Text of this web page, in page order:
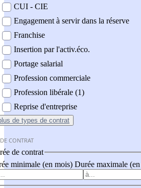
CUI - CIE
Engagement à servir dans la réserve
Franchise
Insertion par l'activ.éco.
Portage salarial
Profession commerciale
Profession libérale (1)
Reprise d'entreprise
de types de contrat
CONTRAT
de contrat
minimale (en mois) Durée maximale